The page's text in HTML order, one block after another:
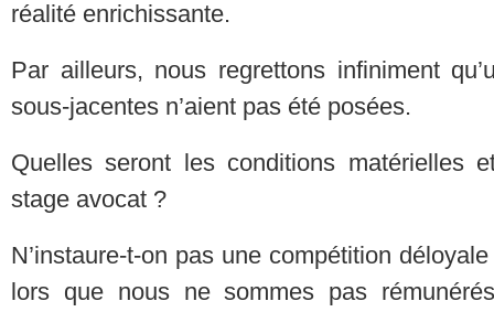
réalité enrichissante.
Par ailleurs, nous regrettons infiniment
sous-jacentes n’aient pas été posées.
Quelles seront les conditions matérielles
stage avocat ?
N’instaure-t-on pas une compétition
lors que nous ne sommes pas